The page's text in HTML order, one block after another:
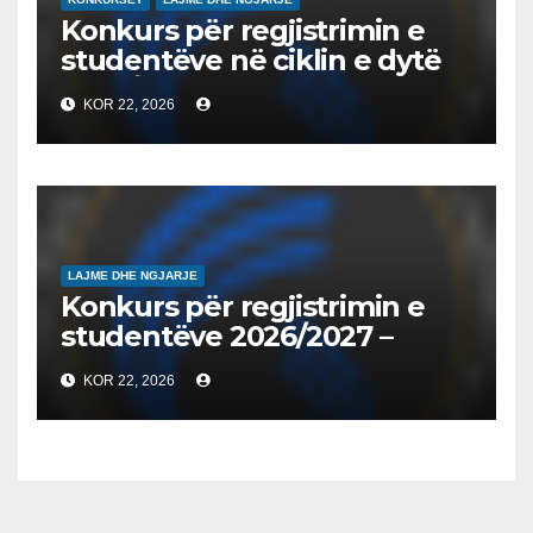
Konkurs për regjistrimin e
studentëve në ciklin e dytë
2026/2027 – Конкурс за
запишување на студенти
на втор циклус студии за
2026/2027
KOR 22, 2026
LAJME DHE NGJARJE
Konkurs për regjistrimin e
studentëve 2026/2027 –
Конкурс за запишување на
студенти за 2026/2027
KOR 22, 2026